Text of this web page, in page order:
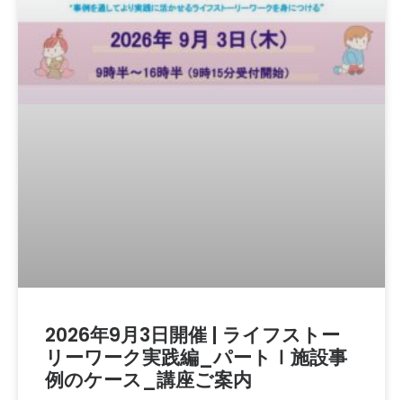
2026年9月3日開催 | ライフストー
リーワーク実践編_パートⅠ施設事
例のケース_講座ご案内